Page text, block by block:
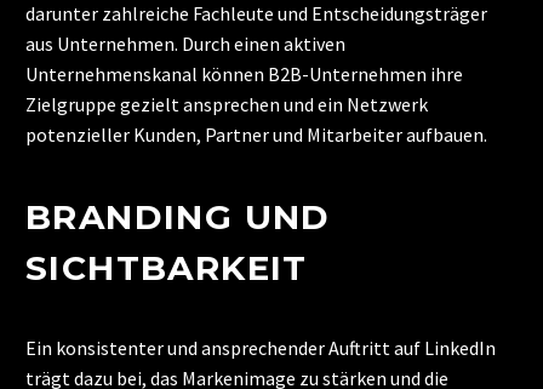
darunter zahlreiche Fachleute und Entscheidungsträger
aus Unternehmen. Durch einen aktiven
Unternehmenskanal können B2B-Unternehmen ihre
Zielgruppe gezielt ansprechen und ein Netzwerk
potenzieller Kunden, Partner und Mitarbeiter aufbauen.
BRANDING UND
SICHTBARKEIT
Ein konsistenter und ansprechender Auftritt auf LinkedIn
trägt dazu bei, das Markenimage zu stärken und die